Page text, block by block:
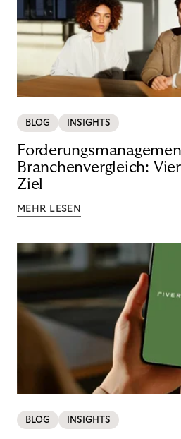
BLOG INSIGHTS
Branchenvergleich:
Ziel
MEHR LESEN
BLOG INSIGHTS